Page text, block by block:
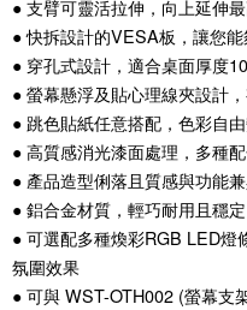
● 支臂可靈活拉伸，向上延伸
● 快拆設計的VESA板，讓您
● 穿孔式設計，適合桌面厚度
● 螢幕懸浮及貼心理線夾設計
● 跳色貼紙任意搭配，色彩自
● 高質感消光漆面處理，多種
● 產品造型俐落且質感與功能
● 鋁合金材質，輕巧耐用且穩定
● 可選配多種煥彩RGB LED燈
氛圍效果
● 可與 WST-OTH002 (螢幕支